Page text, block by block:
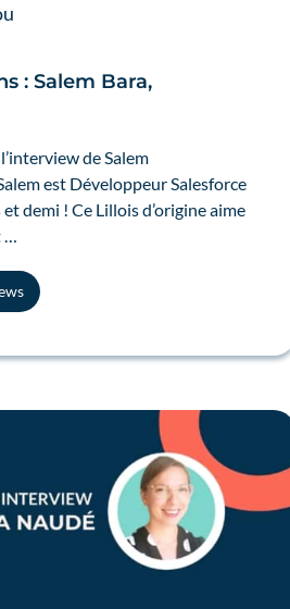
: Salem Bara,
de Salem
est Développeur Salesforce
demi ! Ce Lillois d’origine aime
…